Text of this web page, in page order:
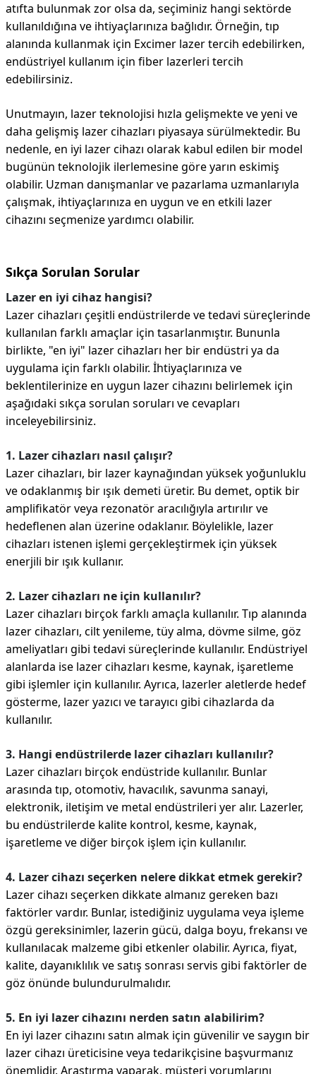
atıfta bulunmak zor olsa da, seçiminiz hangi sektörde
kullanıldığına ve ihtiyaçlarınıza bağlıdır. Örneğin, tıp
alanında kullanmak için Excimer lazer tercih edebilirken,
endüstriyel kullanım için fiber lazerleri tercih
edebilirsiniz.
Unutmayın, lazer teknolojisi hızla gelişmekte ve yeni ve
daha gelişmiş lazer cihazları piyasaya sürülmektedir. Bu
nedenle, en iyi lazer cihazı olarak kabul edilen bir model
bugünün teknolojik ilerlemesine göre yarın eskimiş
olabilir. Uzman danışmanlar ve pazarlama uzmanlarıyla
çalışmak, ihtiyaçlarınıza en uygun ve en etkili lazer
cihazını seçmenize yardımcı olabilir.
Sıkça Sorulan Sorular
Lazer en iyi cihaz hangisi?
Lazer cihazları çeşitli endüstrilerde ve tedavi süreçlerinde
kullanılan farklı amaçlar için tasarlanmıştır. Bununla
birlikte, "en iyi" lazer cihazları her bir endüstri ya da
uygulama için farklı olabilir. İhtiyaçlarınıza ve
beklentilerinize en uygun lazer cihazını belirlemek için
aşağıdaki sıkça sorulan soruları ve cevapları
inceleyebilirsiniz.
1. Lazer cihazları nasıl çalışır?
Lazer cihazları, bir lazer kaynağından yüksek yoğunluklu
ve odaklanmış bir ışık demeti üretir. Bu demet, optik bir
amplifikatör veya rezonatör aracılığıyla artırılır ve
hedeflenen alan üzerine odaklanır. Böylelikle, lazer
cihazları istenen işlemi gerçekleştirmek için yüksek
enerjili bir ışık kullanır.
2. Lazer cihazları ne için kullanılır?
Lazer cihazları birçok farklı amaçla kullanılır. Tıp alanında
lazer cihazları, cilt yenileme, tüy alma, dövme silme, göz
ameliyatları gibi tedavi süreçlerinde kullanılır. Endüstriyel
alanlarda ise lazer cihazları kesme, kaynak, işaretleme
gibi işlemler için kullanılır. Ayrıca, lazerler aletlerde hedef
gösterme, lazer yazıcı ve tarayıcı gibi cihazlarda da
kullanılır.
3. Hangi endüstrilerde lazer cihazları kullanılır?
Lazer cihazları birçok endüstride kullanılır. Bunlar
arasında tıp, otomotiv, havacılık, savunma sanayi,
elektronik, iletişim ve metal endüstrileri yer alır. Lazerler,
bu endüstrilerde kalite kontrol, kesme, kaynak,
işaretleme ve diğer birçok işlem için kullanılır.
4. Lazer cihazı seçerken nelere dikkat etmek gerekir?
Lazer cihazı seçerken dikkate almanız gereken bazı
faktörler vardır. Bunlar, istediğiniz uygulama veya işleme
özgü gereksinimler, lazerin gücü, dalga boyu, frekansı ve
kullanılacak malzeme gibi etkenler olabilir. Ayrıca, fiyat,
kalite, dayanıklılık ve satış sonrası servis gibi faktörler de
göz önünde bulundurulmalıdır.
5. En iyi lazer cihazını nerden satın alabilirim?
En iyi lazer cihazını satın almak için güvenilir ve saygın bir
lazer cihazı üreticisine veya tedarikçisine başvurmanız
önemlidir. Araştırma yaparak, müşteri yorumlarını